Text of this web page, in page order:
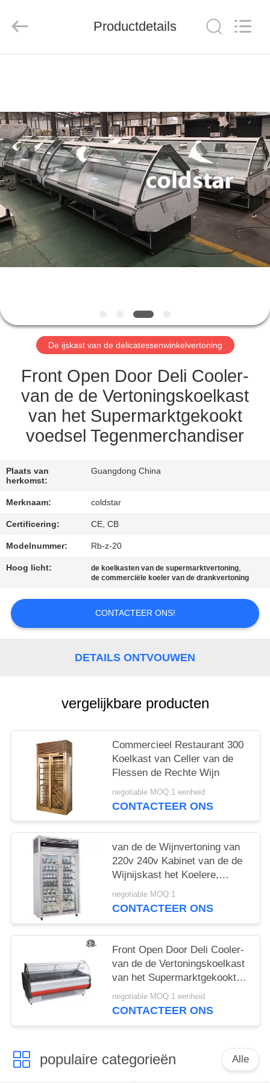
ONGEVEER
ONS
FABRIEKSREIS
KWALITEITSCONTROLE
CONTACTEER
NIEUWS
VERZOEK
OM
EEN
CITAAT
SITEMAP
PRIVACY
POLICY
Co.,
Reserved.
Productdetails
De ijskast van de delicatessenwinkelvertoning
Front Open Door Deli Cooler-
van de de Vertoningskoelkast
van het Supermarktgekookt
voedsel Tegenmerchandiser
Plaats van
herkomst:
Guangdong China
Merknaam: coldstar
Certificering: CE, CB
Modelnummer: Rb-z-20
Hoog licht: de koelkasten van de supermarktvertoning,
de commerciële koeler van de drankvertoning
CONTACTEER ONS!
DETAILS ONTVOUWEN
vergelijkbare producten
Commercieel Restaurant 300
Koelkast van Celler van de
Flessen de Rechte Wijn
negotiable MOQ:1 eenheid
CONTACTEER ONS
van de de Wijnvertoning van
220v 240v Kabinet van de de
Wijnijskast het Koelere,
Aangepaste
negotiable MOQ:1
CONTACTEER ONS
Front Open Door Deli Cooler-
van de de Vertoningskoelkast
van het Supermarktgekookt
voedsel Tegenmerchandiser
negotiable MOQ:1 eenheid
CONTACTEER ONS
populaire categorieën Alle